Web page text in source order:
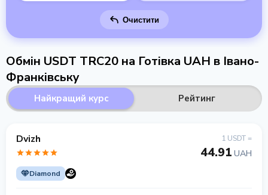
Очистити
Обмін USDT TRC20 на Готівка UAH в Івано-
Франківську
Найкращий курс Рейтинг
Dvizh
Diamond
1 USDT =
44.91 UAH